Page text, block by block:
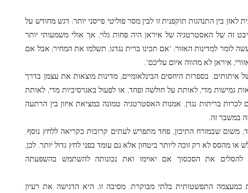
בין התנהגות תוקפנית זו לבין מסר פוליטי פייסני יותר: דגש מחודש על
היבט זה של האסטרטגיה של איראן היה פחות גלוי, אך אולי משמעותי יותר
לומר למדינות האזור: "אם תכינו ברית נגדנו, תשלמו את המחיר; אבל אם
איראן לא מהווה איום עליכם".
איתותים. בספרות היחסים הבינלאומיים, מדינות מוצאות את עצמן בדרך
גמישות מדי, לאותת על חולשה ופחד, או לפעול באגרסיביות מדי, לאותת
לכרות בריתות נגדן. אמנות האסטרטגיה טמונה במציאת איזון בין הרתעה
במשבר זה.
משום שבמזרח התיכון, פחד מתפרש לעתים קרובות כקריאה ללחץ נוסף.
או מהסס לא רק זוכה ליותר ביטחון אלא גם עומד בפני לחץ גדול יותר. לכן,
להסלים את הסכסוך אם יאוימו ואת נכונותה להשתמש בהשפעתה
התפשטותית בלתי מבוקרת. מסיבה זו, היא הדגישה את רעיון